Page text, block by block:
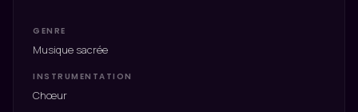
GENRE
Musique sacrée
INSTRUMENTATION
Chœur